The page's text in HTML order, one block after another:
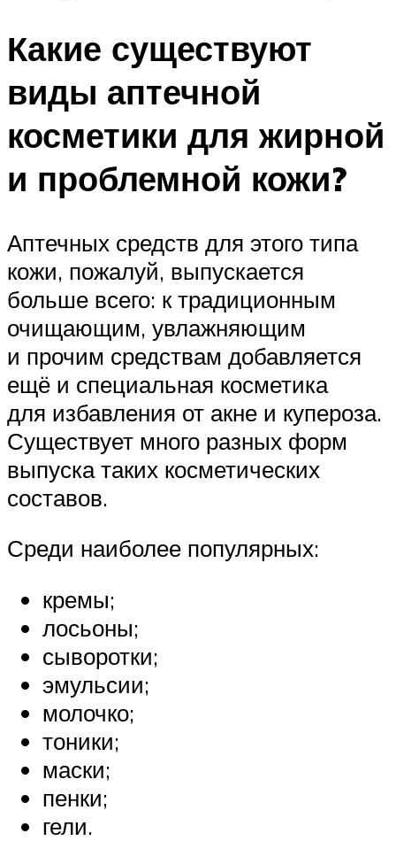
Какие существуют
виды аптечной
косметики для жирной
и проблемной кожи?
Аптечных средств для этого типа
кожи, пожалуй, выпускается
больше всего: к традиционным
очищающим, увлажняющим
и прочим средствам добавляется
ещё и специальная косметика
для избавления от акне и купероза.
Существует много разных форм
выпуска таких косметических
составов.
Среди наиболее популярных:
кремы;
лосьоны;
сыворотки;
эмульсии;
молочко;
тоники;
маски;
пенки;
гели.